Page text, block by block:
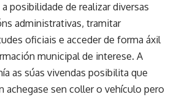
posibilidade de realizar diversas
administrativas, tramitar
oficiais e acceder de forma áxil
municipal de interese. A
as súas vivendas posibilita que
achegase sen coller o vehículo pero